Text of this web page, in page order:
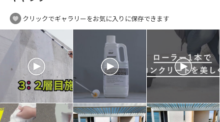
クリックでギャラリーをお気に入りに保存できます